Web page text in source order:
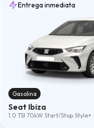
Entrega inmediata
Gasolina
Seat Ibiza
1.0 TSI 70kW Start/Stop Style+